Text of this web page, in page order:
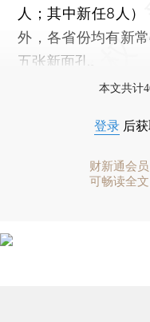
人；其中新任8人
外，各省份均有新
五张新面孔。
本文共计
登录 后
财新通会员
可畅读全文